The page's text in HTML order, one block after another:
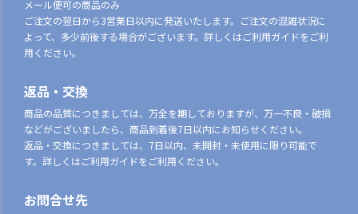
メール便可の商品のみ
ご注文の翌日から3営業日以内に発送いたします。ご注文の混雑状況に
よって、多少前後する場合がございます。詳しくはご利用ガイドをご利
用ください。
返品・交換
商品の品質につきましては、万全を期しておりますが、万一不良・破損
などがございましたら、商品到着後7日以内にお知らせください。
返品・交換につきましては、7日以内、未開封・未使用に限り可能で
す。詳しくはご利用ガイドをご利用ください。
お問合せ先